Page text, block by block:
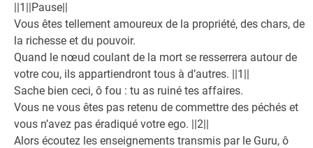
||1||Pause||
Vous êtes tellement amoureux de la propriété, des chars, de
la richesse et du pouvoir.
Quand le nœud coulant de la mort se resserrera autour de
votre cou, ils appartiendront tous à d’autres. ||1||
Sache bien ceci, ô fou : tu as ruiné tes affaires.
Vous ne vous êtes pas retenu de commettre des péchés et
vous n’avez pas éradiqué votre ego. ||2||
Alors écoutez les enseignements transmis par le Guru, ô